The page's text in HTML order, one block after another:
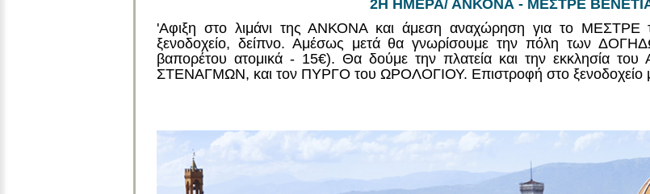
2Η ΗΜΕΡΑ/ ΑΝΚΟΝΑ - ΜΕΣΤΡΕ
'Αφιξη στο λιμάνι της ΑΝΚΟΝΑ και άμεση αναχώρηση για το ΜΕΣΤΡΕ
ξενοδοχείο, δείπνο. Αμέσως μετά θα γνωρίσουμε την πόλη των
βαπορέτου ατομικά - 15€). Θα δούμε την πλατεία και την εκκλησία
ΣΤΕΝΑΓΜΩΝ, και τον ΠΥΡΓΟ του ΩΡΟΛΟΓΙΟΥ. Επιστροφή στο ξενοδοχείο